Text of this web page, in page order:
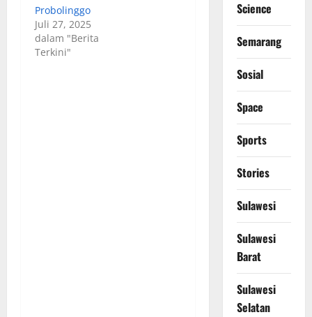
Probolinggo
Juli 27, 2025
dalam "Berita
Terkini"
Science
Semarang
Sosial
Space
Sports
Stories
Sulawesi
Sulawesi
Barat
Sulawesi
Selatan